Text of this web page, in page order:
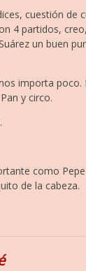
cuestión de
4 partidos,
un buen
importa poco.
y circo.
como Pepe
de la cabeza.